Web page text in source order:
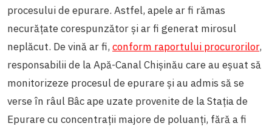
procesului de epurare. Astfel, apele ar fi rămas
necurățate corespunzător și ar fi generat mirosul
neplăcut. De vină ar fi, conform raportului procurorilor,
responsabilii de la Apă-Canal Chișinău care au eșuat să
monitorizeze procesul de epurare și au admis să se
verse în râul Bâc ape uzate provenite de la Stația de
Epurare cu concentrații majore de poluanți, fără a fi